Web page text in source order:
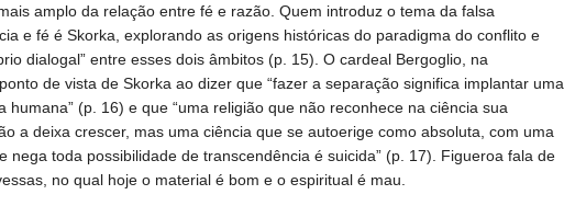
amplo da relação entre fé e razão. Quem introduz o tema da falsa
e fé é Skorka, explorando as origens históricas do paradigma do conflito e
dialogal” entre esses dois âmbitos (p. 15). O cardeal Bergoglio, na
de vista de Skorka ao dizer que “fazer a separação significa implantar uma
humana” (p. 16) e que “uma religião que não reconhece na ciência sua
a deixa crescer, mas uma ciência que se autoerige como absoluta, com uma
nega toda possibilidade de transcendência é suicida” (p. 17). Figueroa fala de
no qual hoje o material é bom e o espiritual é mau.